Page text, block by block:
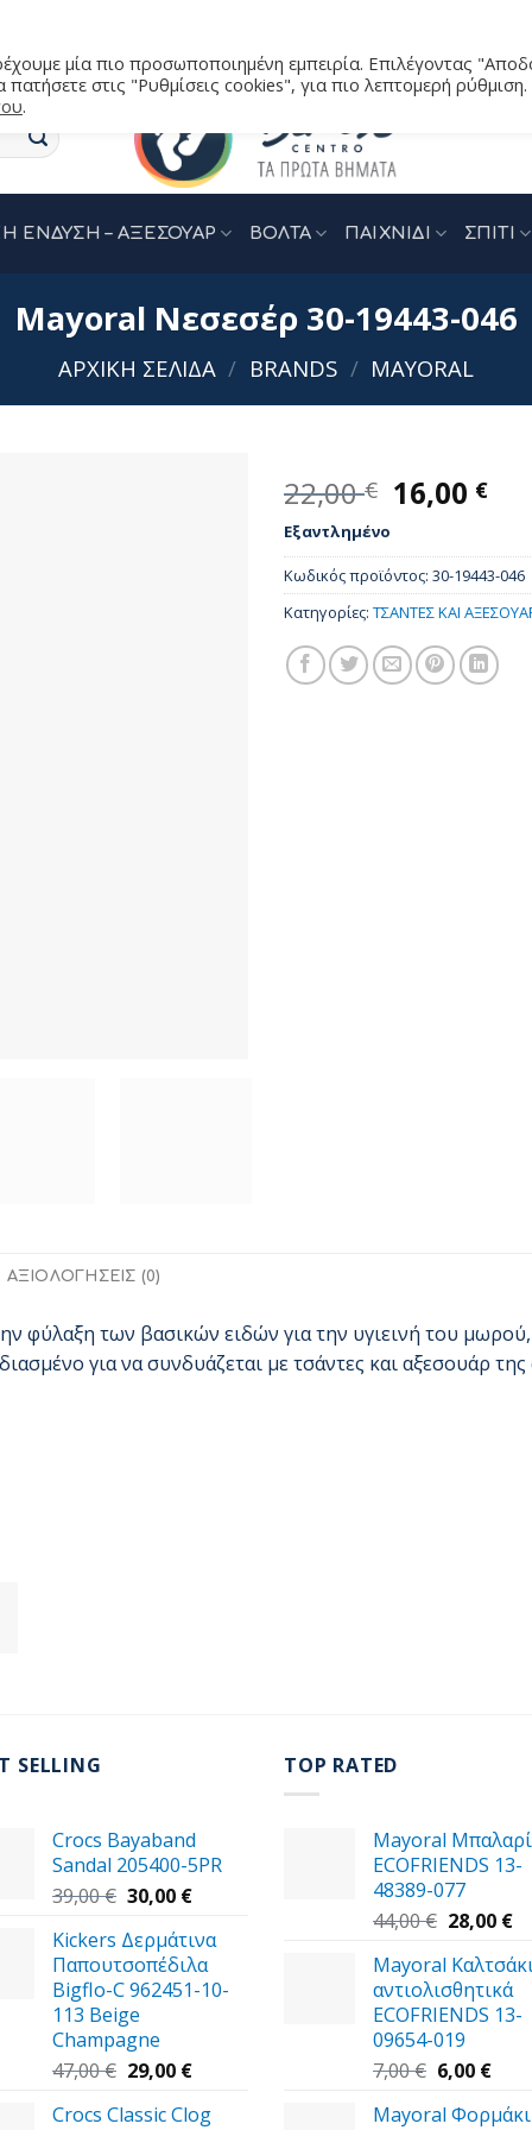
ΕΝΔΥΣΗ – ΑΞΕΣΟΥΑΡ ΒΟΛΤΑ ΠΑΙΧΝΙΔΙ ΣΠΙΤΙ
Mayoral Νεσεσέρ 30-19443-046
ΑΡΧΙΚΉ ΣΕΛΊΔΑ / BRANDS / MAYORAL
22,00€ Original
price
was:
22,00 €.
16,00 €Η
Εξαντλημένο
Κωδικός προϊόντος: 30-19443-046
Κατηγορίες: ΤΣΑΝΤΕΣ ΚΑΙ
ΑΞΙΟΛΟΓΉΣΕΙΣ (0)
φύλαξη των βασικών ειδών για την υγιεινή του
για να συνδυάζεται με τσάντες και αξεσουάρ
SELLING
Crocs Bayaband
Sandal 205400-5PR
39,00€ Original
was:
39,00 €.
30,00 €Η
τιμή
είναι:
30,00 €.
Kickers Δερμάτινα
Παπουτσοπέδιλα
Bigflo-C 962451-10-
113 Beige
Champagne
47,00€ Original
was:
29,00 €Η
τιμή
Crocs Classic Clog
TOP RATED
Mayoral
ECOFRIENDS 13-
48389-077
44,00€ Original
was:
44,00 €.
28,00 €Η
Mayoral
αντιολισθητικά
ECOFRIENDS 13-
09654-019
7,00€ Original
was:
6,00 €Η
τιμή
Mayoral Φορμάκι
μία πιο προσωποποιημένη εμπειρία. Επιλέγοντας
στις "Ρυθμίσεις cookies", για πιο λεπτομερή ρύθμιση.
.